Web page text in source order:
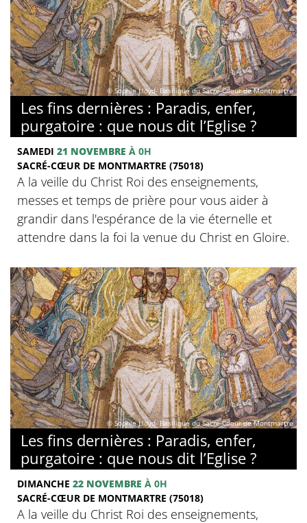
© Sophie Lloyd- Basilique du Sacré-Coeur de Montmartre
Les fins dernières : Paradis, enfer,
purgatoire : que nous dit l’Eglise ?
SAMEDI 21 NOVEMBRE À 0H
SACRÉ-CŒUR DE MONTMARTRE (75018)
A la veille du Christ Roi des enseignements,
messes et temps de prière pour vous aider à
grandir dans l'espérance de la vie éternelle et
attendre dans la foi la venue du Christ en Gloire.
© Sophie Lloyd- Basilique du Sacré-Coeur de Montmartre
Les fins dernières : Paradis, enfer,
purgatoire : que nous dit l’Eglise ?
DIMANCHE 22 NOVEMBRE À 0H
SACRÉ-CŒUR DE MONTMARTRE (75018)
A la veille du Christ Roi des enseignements,